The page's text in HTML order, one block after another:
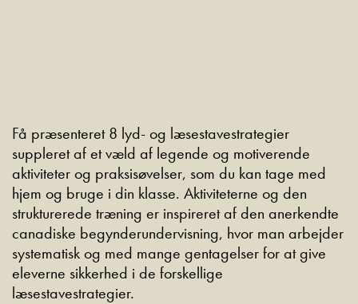
Få præsenteret 8 lyd- og læsestavestrategier
suppleret af et væld af legende og motiverende
aktiviteter og praksisøvelser, som du kan tage med
hjem og bruge i din klasse. Aktiviteterne og den
strukturerede træning er inspireret af den anerkendte
canadiske begynderundervisning, hvor man arbejder
systematisk og med mange gentagelser for at give
eleverne sikkerhed i de forskellige
læsestavestrategier.